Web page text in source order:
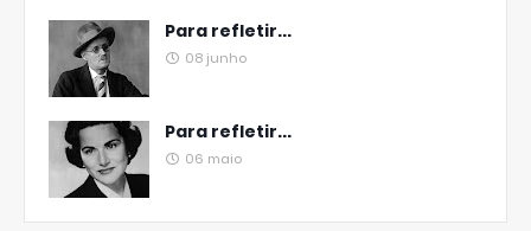
Para refletir...
08 junho
Para refletir...
06 maio